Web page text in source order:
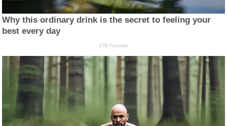
Why this ordinary drink is the secret to feeling your
best every day
CTA Favorite